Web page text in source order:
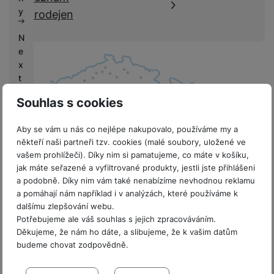
Souhlas s cookies
Aby se vám u nás co nejlépe nakupovalo, používáme my a
někteří naši partneři tzv. cookies (malé soubory, uložené ve
vašem prohlížeči). Díky nim si pamatujeme, co máte v košíku,
jak máte seřazené a vyfiltrované produkty, jestli jste přihlášeni
a podobně. Díky nim vám také nenabízíme nevhodnou reklamu
a pomáhají nám například i v analýzách, které používáme k
dalšímu zlepšování webu.
Potřebujeme ale váš souhlas s jejich zpracováváním.
Děkujeme, že nám ho dáte, a slibujeme, že k vašim datům
budeme chovat zodpovědně.
Nastavení souhlasů s kategoriemi
k
y
y
N
e
x
t
if
V
ý
k
u
p
y
prodejen
8 prodejen v ČR
Sdružení